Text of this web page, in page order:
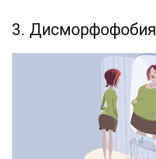
3. Дисморфофобия